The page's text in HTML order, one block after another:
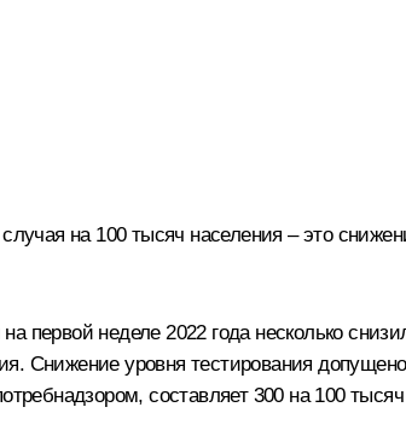
на 100 тысяч населения – это
первой неделе 2022 года несколько
Снижение уровня тестирования допущено
составляет 300 на 100